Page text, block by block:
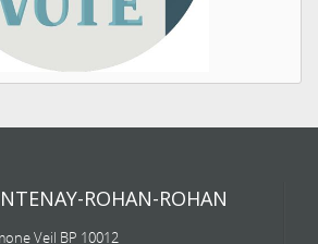
ROHAN-ROHAN
Veil BP 10012